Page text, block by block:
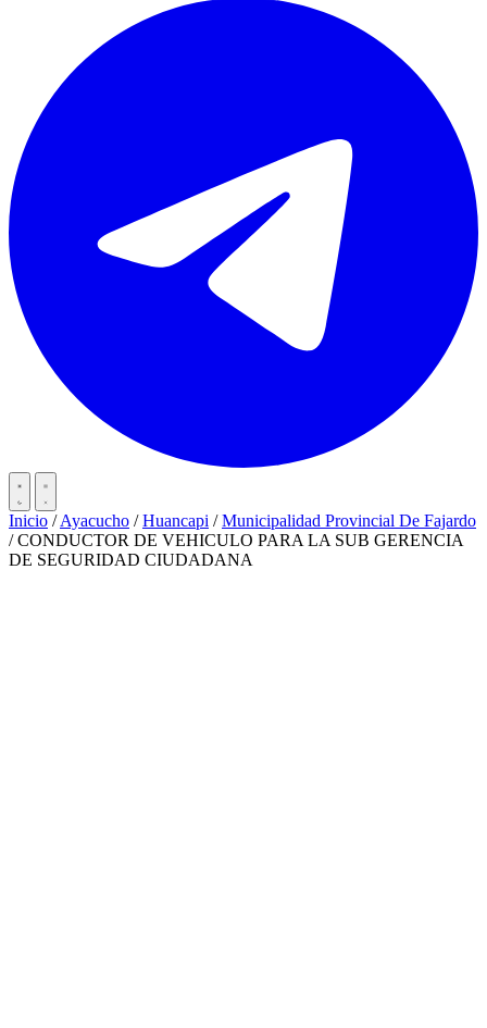
Inicio / Ayacucho / Huancapi / Municipalidad Provincial De Fajardo
/ CONDUCTOR DE VEHICULO PARA LA SUB GERENCIA
DE SEGURIDAD CIUDADANA